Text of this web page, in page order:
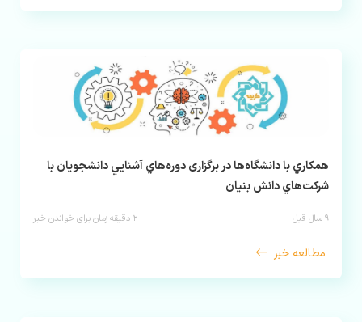
همكاري با دانشگاه‌‌ها در برگزاری دوره‌هاي آشنايي دانشجويان با
شركت‌هاي دانش بنيان
۹ سال قبل ۲ دقیقه زمان برای خواندن خبر
مطالعه خبر